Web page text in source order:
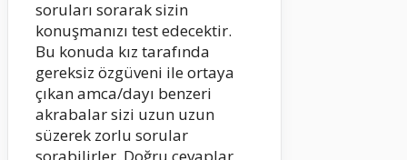
soruları sorarak sizin
konuşmanızı test edecektir.
Bu konuda kız tarafında
gereksiz özgüveni ile ortaya
çıkan amca/dayı benzeri
akrabalar sizi uzun uzun
süzerek zorlu sorular